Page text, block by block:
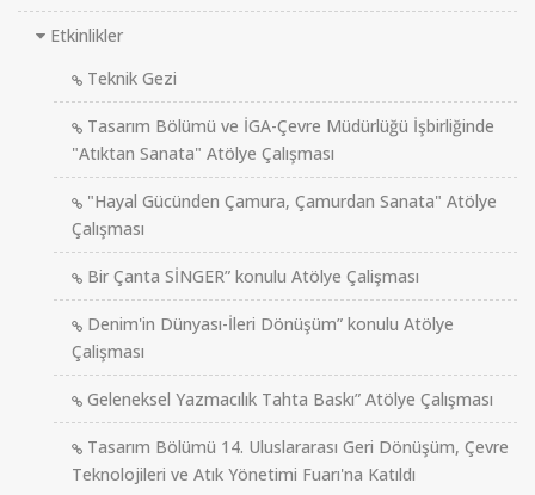
Etkinlikler
Teknik Gezi
Tasarım Bölümü ve İGA-Çevre Müdürlüğü İşbirliğinde
"Atıktan Sanata" Atölye Çalışması
"Hayal Gücünden Çamura, Çamurdan Sanata" Atölye
Çalışması
Bir Çanta SİNGER” konulu Atölye Çalişması
Denim'in Dünyası-İleri Dönüşüm” konulu Atölye
Çalişması
Geleneksel Yazmacılık Tahta Baskı” Atölye Çalışması
Tasarım Bölümü 14. Uluslararası Geri Dönüşüm, Çevre
Teknolojileri ve Atık Yönetimi Fuarı'na Katıldı